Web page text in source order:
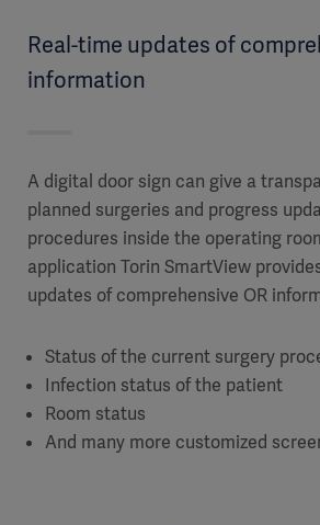
Real-time updates of
information​
A digital door sign can give a
planned surgeries and progress
procedures inside the operating
application Torin SmartView
updates of comprehensive OR
Status of the current surgery
Infection status of the patient
Room status
And many more customized